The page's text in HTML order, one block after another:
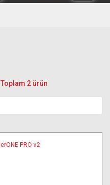
Toplam 2 ürün